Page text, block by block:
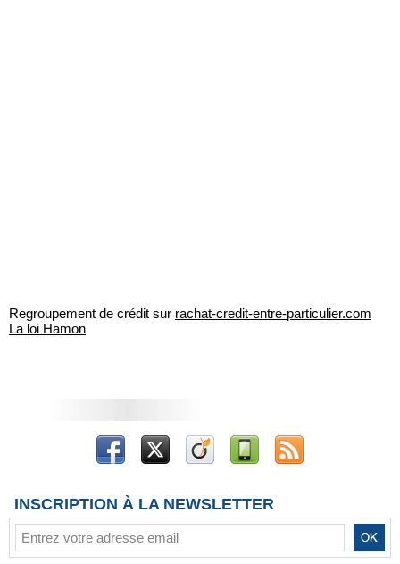
Regroupement de crédit sur rachat-credit-entre-particulier.com
La loi Hamon
INSCRIPTION À LA NEWSLETTER